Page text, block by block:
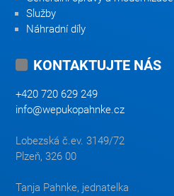
Služby
Náhradní díly
KONTAKTUJTE NÁS
+420 720 629 249
info@wepukopahnke.cz
Lobezská č.ev. 3149/72
Plzeň, 326 00
Tanja Pahnke, jednatelka